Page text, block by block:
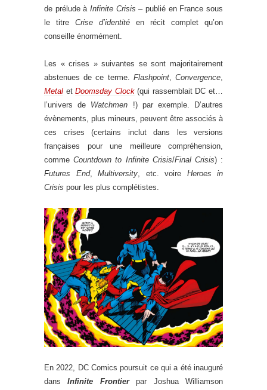
de prélude à Infinite Crisis – publié en France sous
le titre Crise d’identité en récit complet qu’on
conseille énormément.
Les « crises » suivantes se sont majoritairement
abstenues de ce terme. Flashpoint,Convergence
Metal etDoomsday Clock(qui rassemblait DC et…
l’univers de Watchmen !) par exemple. D’autres
évènements, plus mineurs, peuvent être associés à
ces crises (certains inclut dans les versions
françaises pour une meilleure compréhension,
commeCountdown to Infinite Crisis/Final Crisis) :
Futures End, Multiversity , etc. voire Heroes in
Crisis pour les plus complétistes.
En 2022, DC Comics poursuit ce qui a été inauguré
dansInfinite Frontierpar Joshua Williamson